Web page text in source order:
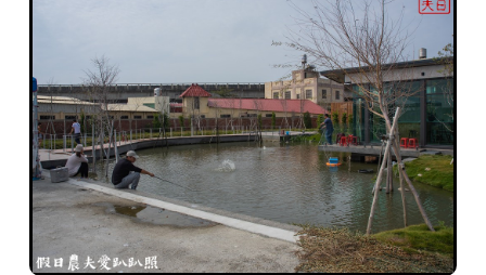
討論區
聯絡我們
APP下載